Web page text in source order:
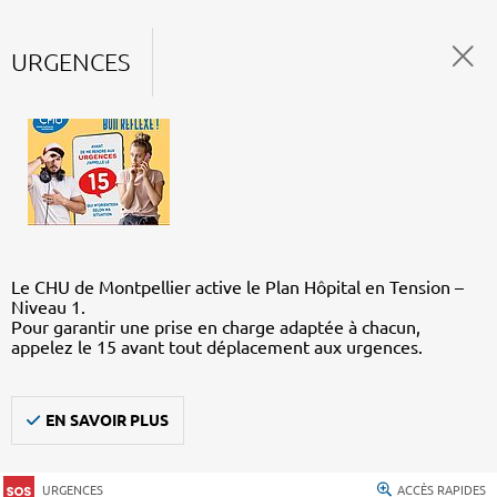
URGENCES
Le CHU de Montpellier active le Plan Hôpital en Tension –
Niveau 1.
Pour garantir une prise en charge adaptée à chacun,
appelez le 15 avant tout déplacement aux urgences.
EN SAVOIR PLUS
URGENCES ACCÈS RAPIDES